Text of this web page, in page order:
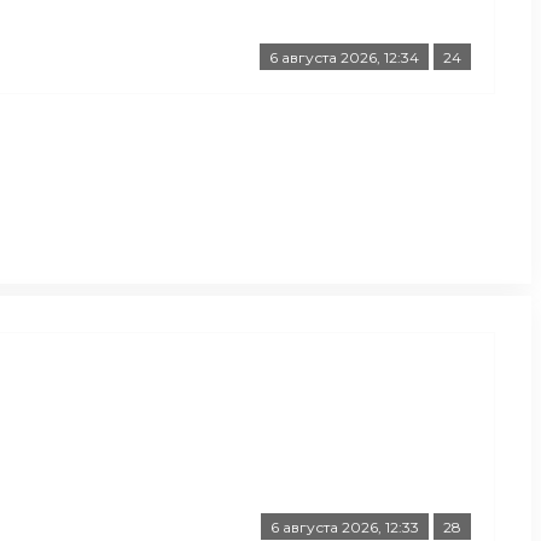
6 августа 2026, 12:34 24
6 августа 2026, 12:33 28